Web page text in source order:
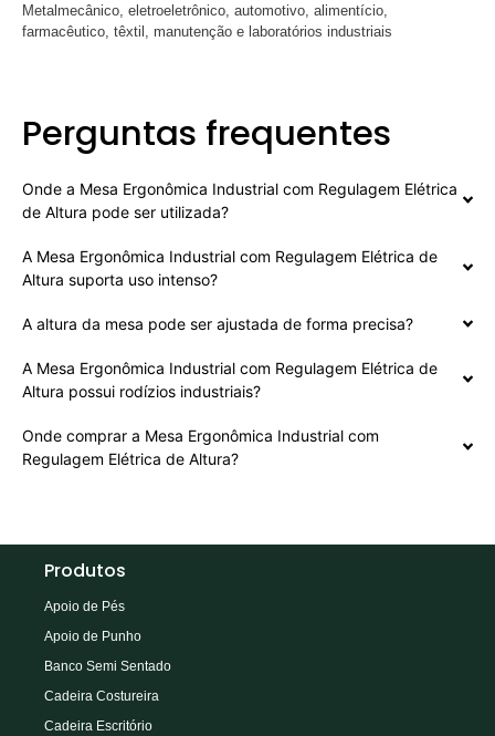
Metalmecânico, eletroeletrônico, automotivo, alimentício,
farmacêutico, têxtil, manutenção e laboratórios industriais
Perguntas frequentes
Onde a Mesa Ergonômica Industrial com Regulagem Elétrica
de Altura pode ser utilizada?
A Mesa Ergonômica Industrial com Regulagem Elétrica de
Altura suporta uso intenso?
A altura da mesa pode ser ajustada de forma precisa?
A Mesa Ergonômica Industrial com Regulagem Elétrica de
Altura possui rodízios industriais?
Onde comprar a Mesa Ergonômica Industrial com
Regulagem Elétrica de Altura?
Produtos
Apoio de Pés
Apoio de Punho
Banco Semi Sentado
Cadeira Costureira
Cadeira Escritório